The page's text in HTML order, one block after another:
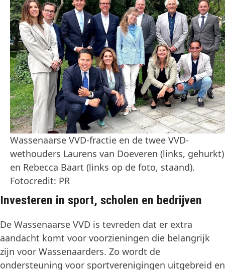
Wassenaarse VVD-fractie en de twee VVD-
wethouders Laurens van Doeveren (links, gehurkt)
en Rebecca Baart (links op de foto, staand).
Fotocredit: PR
Investeren in sport, scholen en bedrijven
De Wassenaarse VVD is tevreden dat er extra
aandacht komt voor voorzieningen die belangrijk
zijn voor Wassenaarders. Zo wordt de
ondersteuning voor sportverenigingen uitgebreid en